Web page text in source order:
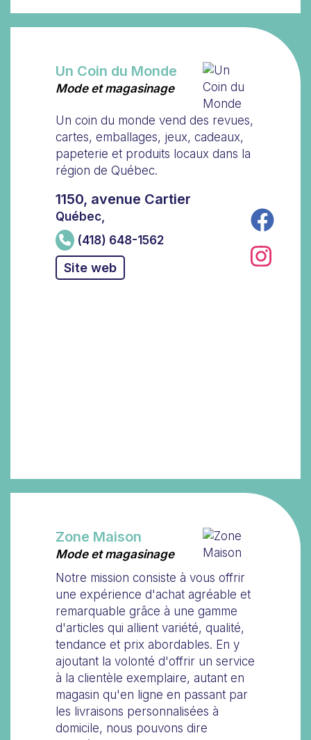
Un Coin du Monde
Mode et magasinage
Un coin du monde vend des revues,
cartes, emballages, jeux, cadeaux,
papeterie et produits locaux dans la
région de Québec.
1150, avenue Cartier
Québec,
(418) 648-1562
Site web
Zone Maison
Mode et magasinage
Notre mission consiste à vous offrir
une expérience d'achat agréable et
remarquable grâce à une gamme
d'articles qui allient variété, qualité,
tendance et prix abordables. En y
ajoutant la volonté d'offrir un service
à la clientèle exemplaire, autant en
magasin qu'en ligne en passant par
les livraisons personnalisées à
domicile, nous pouvons dire